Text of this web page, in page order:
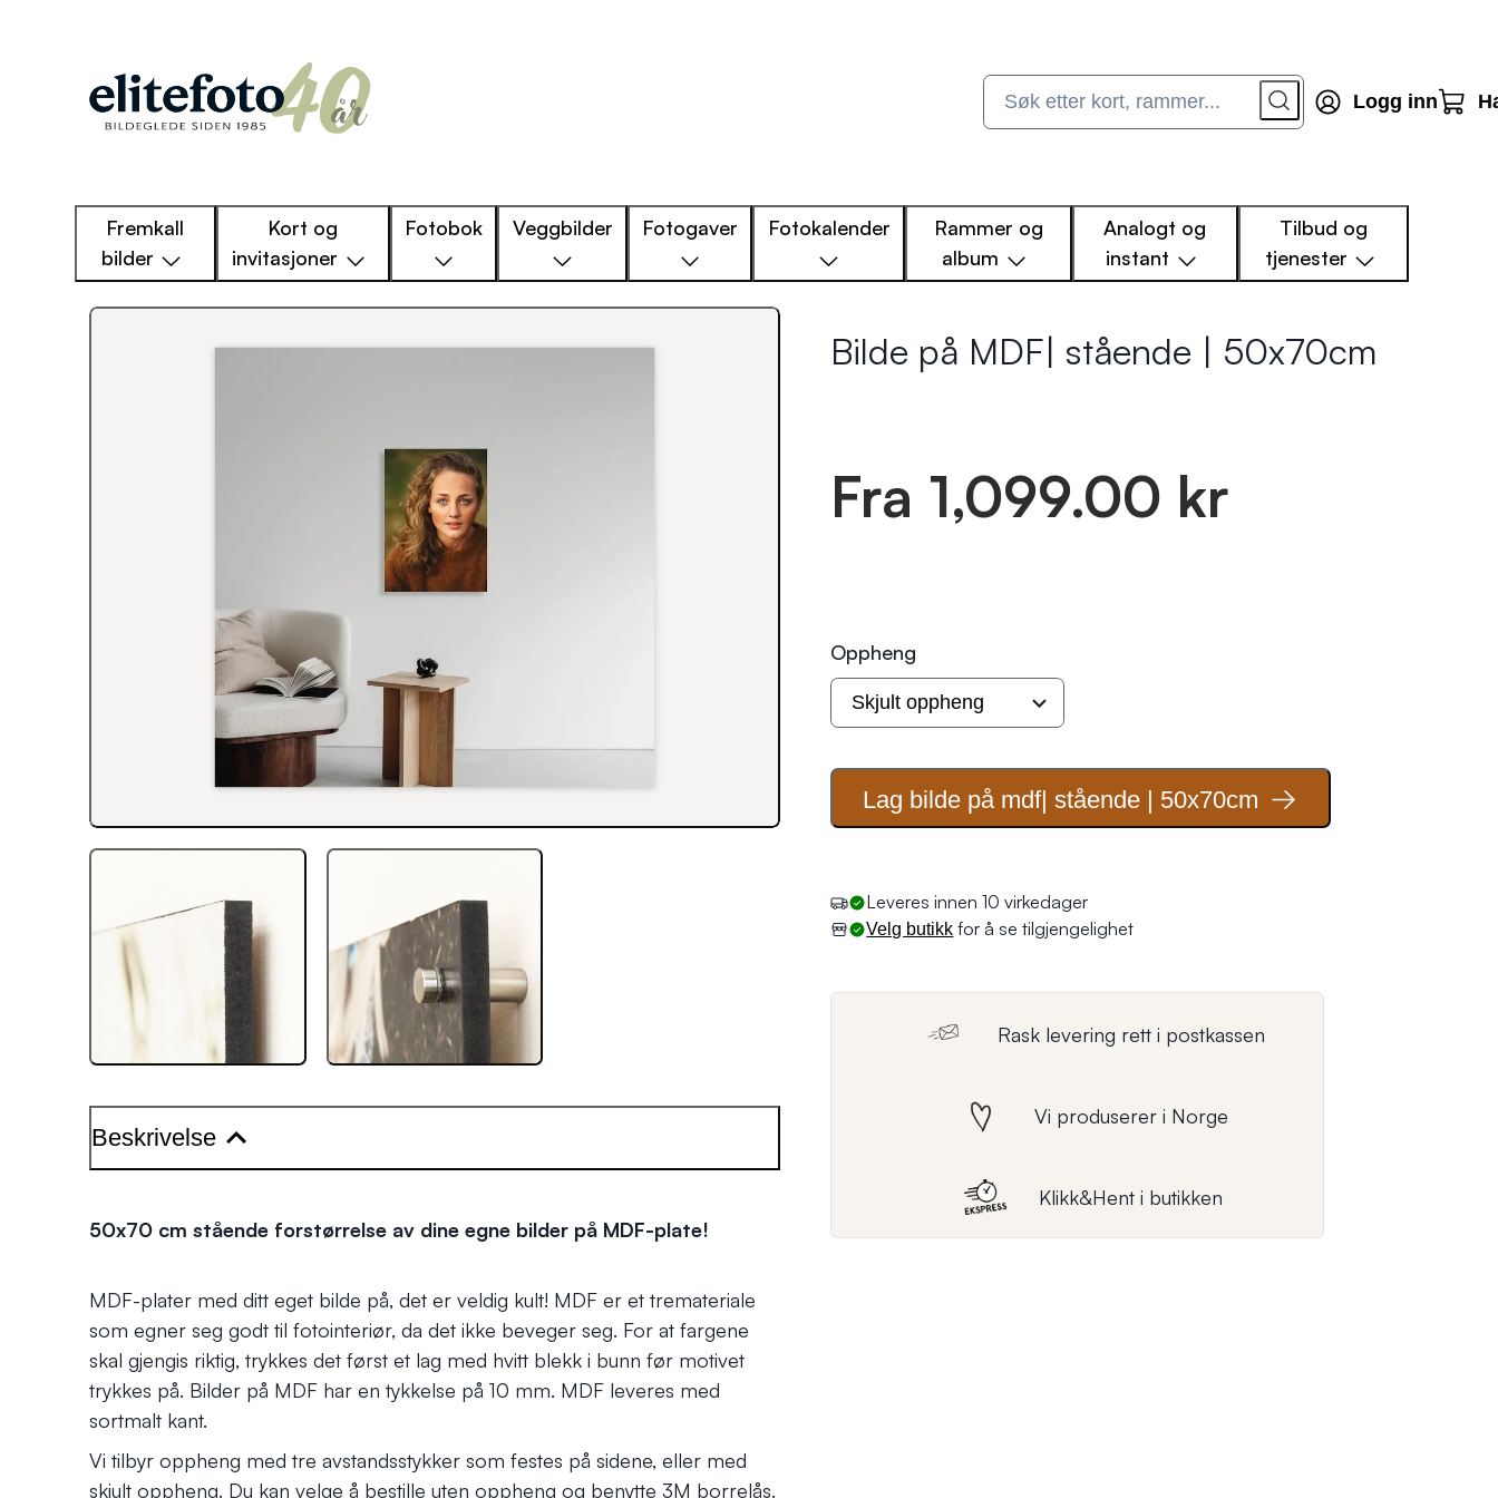
Logg inn
Fremkall
bilder
Kort og
invitasjoner
Fotobok Veggbilder Fotogaver Fotokalender
Rammer og
album
Analogt og
instant
Tilbud og
tjenester
Beskrivelse
50x70 cm stående forstørrelse av dine egne bilder på MDF-plate!
MDF-plater med ditt eget bilde på, det er veldig kult! MDF er et tremateriale
som egner seg godt til fotointeriør, da det ikke beveger seg. For at fargene
skal gjengis riktig, trykkes det først et lag med hvitt blekk i bunn før motivet
trykkes på. Bilder på MDF har en tykkelse på 10 mm. MDF leveres med
sortmalt kant.
Vi tilbyr oppheng med tre avstandsstykker som festes på sidene, eller med
skjult oppheng. Du kan velge å bestille uten oppheng og benytte 3M borrelås.
Bilde på MDF| stående | 50x70cm
Fra 1,099.00 kr
Oppheng
Lag bilde på mdf| stående | 50x70cm
Leveres innen 10 virkedager
Velg butikk for å se tilgjengelighet
Rask levering rett i postkassen
Vi produserer i Norge
Klikk&Hent i butikken